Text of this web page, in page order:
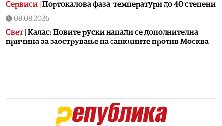
Сервиси Портокалова фаза, температури до 40 степени
08.08.2026
Свет| Калас: Новите руски напади се дополнителна
причина за заострување на санкциите против Москва
07.08.2026
„Бајки од Македонија“ на „Браво сине!“
станува лектира